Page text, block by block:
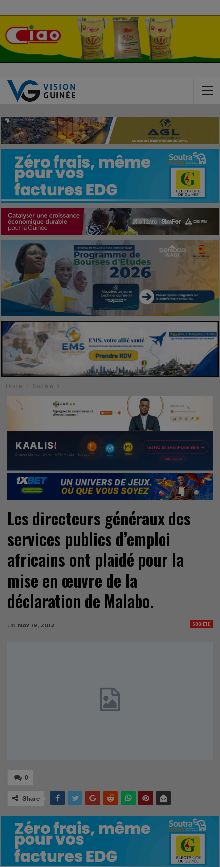
Home Société
Les directeurs généraux des
services publics d’emploi
africains ont plaidé pour la
mise en œuvre de la
déclaration de Malabo.
SOCIÉTÉ
On Nov 19, 2012
0
Share